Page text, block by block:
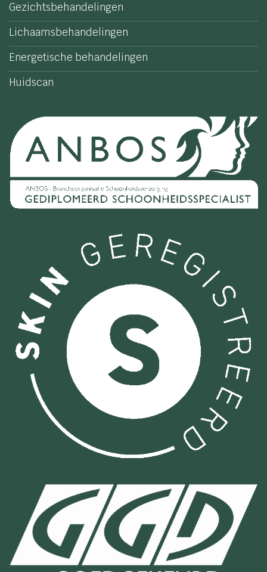
Gezichtsbehandelingen
Lichaamsbehandelingen
Energetische behandelingen
Huidscan